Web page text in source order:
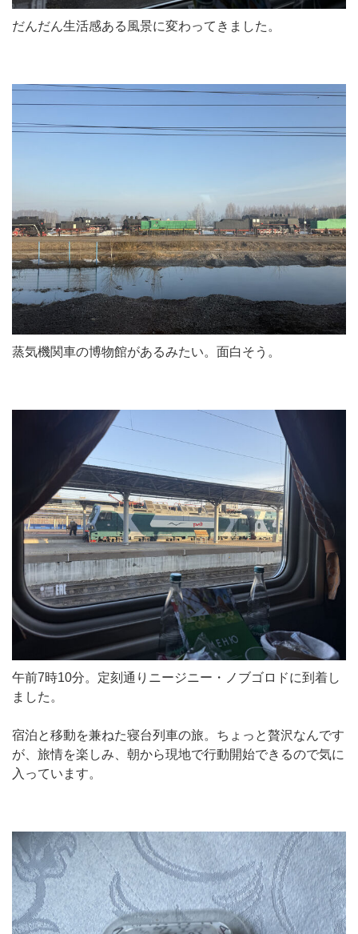
だんだん生活感ある風景に変わってきました。
蒸気機関車の博物館があるみたい。面白そう。
午前7時10分。定刻通りニージニー・ノブゴロドに到着し
ました。
宿泊と移動を兼ねた寝台列車の旅。ちょっと贅沢なんです
が、旅情を楽しみ、朝から現地で行動開始できるので気に
入っています。